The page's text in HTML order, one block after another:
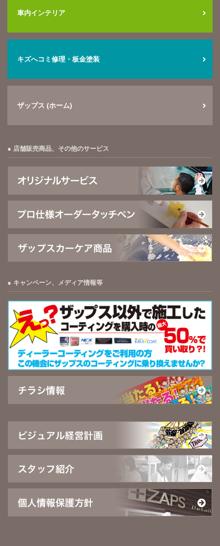
車内インテリア
キズへコミ修理・板金塗装
ザップス (ホーム)
店舗販売商品、その他のサービス
キャンペーン、メディア情報等